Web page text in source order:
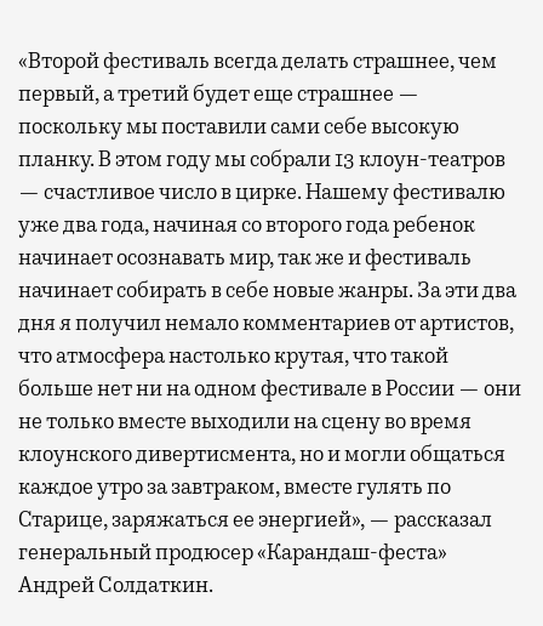
«Второй фестиваль всегда делать страшнее, чем
первый, а третий будет еще страшнее —
поскольку мы поставили сами себе высокую
планку. В этом году мы собрали 13 клоун-театров
— счастливое число в цирке. Нашему фестивалю
уже два года, начиная со второго года ребенок
начинает осознавать мир, так же и фестиваль
начинает собирать в себе новые жанры. За эти два
дня я получил немало комментариев от артистов,
что атмосфера настолько крутая, что такой
больше нет ни на одном фестивале в России — они
не только вместе выходили на сцену во время
клоунского дивертисмента, но и могли общаться
каждое утро за завтраком, вместе гулять по
Старице, заряжаться ее энергией», — рассказал
генеральный продюсер «Карандаш-феста»
Андрей Солдаткин.